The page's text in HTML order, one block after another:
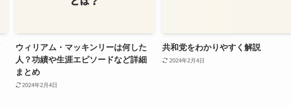
ウィリアム・マッキンリーは何した
人？功績や生涯エピソードなど詳細
まとめ
2024年2月4日
共和党をわかりやすく解説
2024年2月4日